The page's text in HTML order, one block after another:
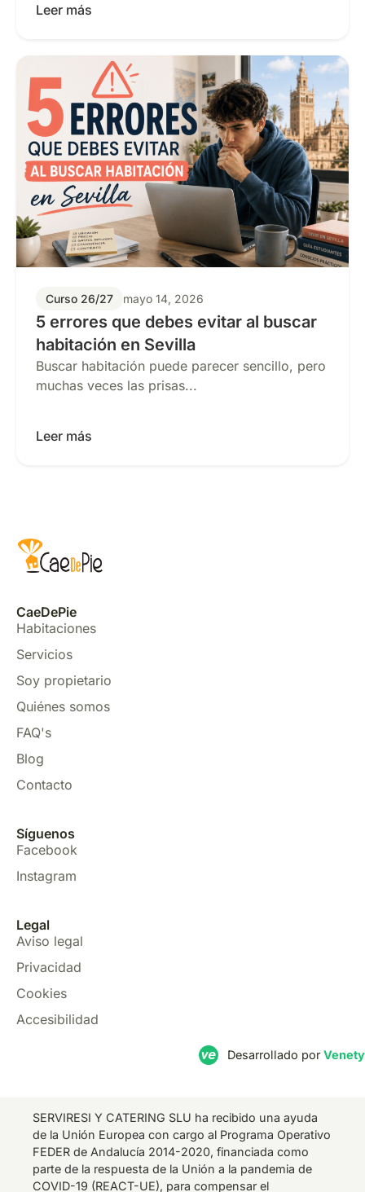
Leer más
Curso 26/27 mayo 14, 2026
5 errores que debes evitar al buscar
habitación en Sevilla
Buscar habitación puede parecer sencillo, pero
muchas veces las prisas...
Leer más
CaeDePie
Habitaciones
Servicios
Soy propietario
Quiénes somos
FAQ's
Blog
Contacto
Síguenos
Facebook
Instagram
Legal
Aviso legal
Privacidad
Cookies
Accesibilidad
Desarrollado porVenety
SERVIRESI Y CATERING SLU ha recibido una ayuda
de la Unión Europea con cargo al Programa Operativo
FEDER de Andalucía 2014-2020, financiada como
parte de la respuesta de la Unión a la pandemia de
COVID-19 (REACT-UE), para compensar el